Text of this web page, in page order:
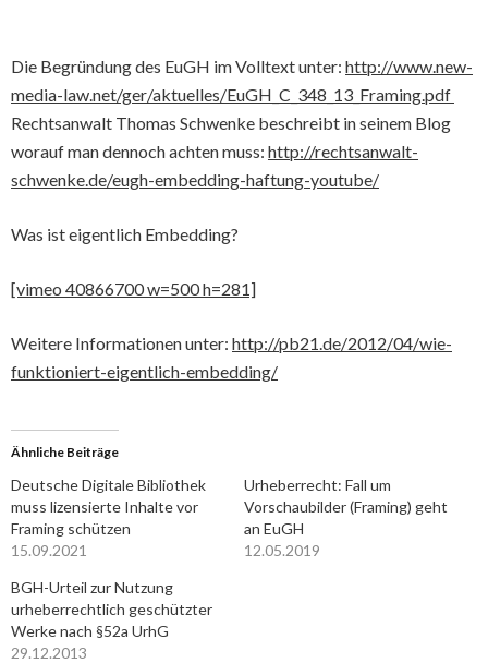
Die Begründung des EuGH im Volltext unter: http://www.new-
media-law.net/ger/aktuelles/EuGH_C_348_13_Framing.pdf
Rechtsanwalt Thomas Schwenke beschreibt in seinem Blog
worauf man dennoch achten muss: http://rechtsanwalt-
schwenke.de/eugh-embedding-haftung-youtube/
Was ist eigentlich Embedding?
[vimeo 40866700 w=500 h=281]
Weitere Informationen unter: http://pb21.de/2012/04/wie-
funktioniert-eigentlich-embedding/
Ähnliche Beiträge
Deutsche Digitale Bibliothek
muss lizensierte Inhalte vor
Framing schützen
15.09.2021
Urheberrecht: Fall um
Vorschaubilder (Framing) geht
an EuGH
12.05.2019
BGH-Urteil zur Nutzung
urheberrechtlich geschützter
Werke nach §52a UrhG
29.12.2013